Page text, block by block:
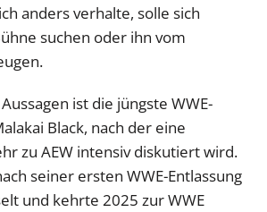
anders verhalte, solle sich
suchen oder ihn vom
ist die jüngste WWE-
Black, nach der eine
zu AEW intensiv diskutiert wird.
seiner ersten WWE-Entlassung
und kehrte 2025 zur WWE